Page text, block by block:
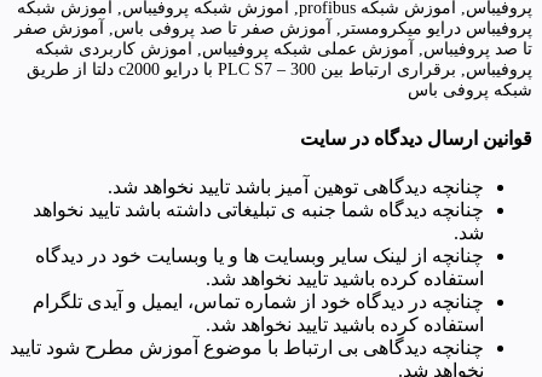
پروفیباس, آموزش شبکه profibus, آموزش شبکه پروفیباس, آموزش شبکه
پروفیباس درایو میکرومستر, آموزش صفر تا صد پروفی باس, آموزش صفر
تا صد پروفیباس, آموزش عملی شبکه پروفیباس, اموزش کاربردی شبکه
پروفیباس, برقراری ارتباط بین PLC S7 – 300 با درایو c2000 دلتا از طریق
شبکه پروفی باس
قوانین ارسال دیدگاه در سایت
چنانچه دیدگاهی توهین آمیز باشد تایید نخواهد شد.
چنانچه دیدگاه شما جنبه ی تبلیغاتی داشته باشد تایید نخواهد
شد.
چنانچه از لینک سایر وبسایت ها و یا وبسایت خود در دیدگاه
استفاده کرده باشید تایید نخواهد شد.
چنانچه در دیدگاه خود از شماره تماس، ایمیل و آیدی تلگرام
استفاده کرده باشید تایید نخواهد شد.
چنانچه دیدگاهی بی ارتباط با موضوع آموزش مطرح شود تایید
نخواهد شد.